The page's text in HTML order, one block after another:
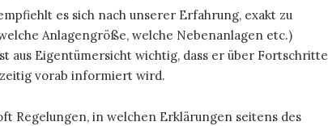
es sich nach unserer Erfahrung, exakt zu
Anlagengröße, welche Nebenanlagen etc.)
aus Eigentümersicht wichtig, dass er über Fortschritte
vorab informiert wird.
Regelungen, in welchen Erklärungen seitens des